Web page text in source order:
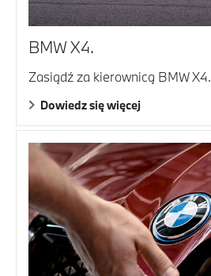
BMW X4.
Zasiądź za kierownicą BMW X4.
Dowiedz się więcej